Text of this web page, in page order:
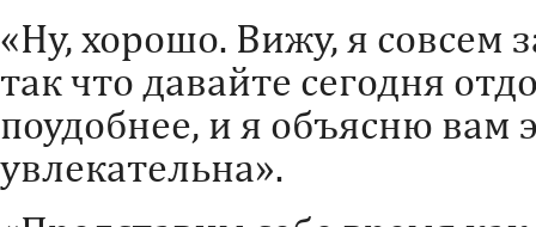
«Ну, хорошо. Вижу, я совсем
так что давайте сегодня
поудобнее, и я объясню вам
увлекательна».